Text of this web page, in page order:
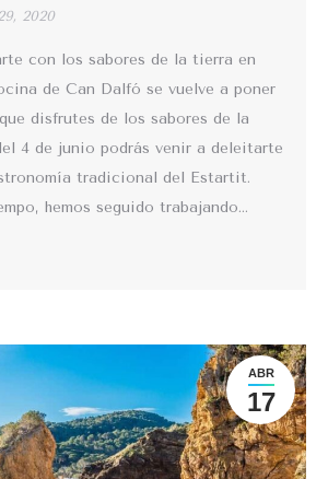
2020
con los sabores de la tierra en
de Can Dalfó se vuelve a poner
disfrutes de los sabores de la
4 de junio podrás venir a deleitarte
tradicional del Estartit.
hemos seguido trabajando…
ABR
17